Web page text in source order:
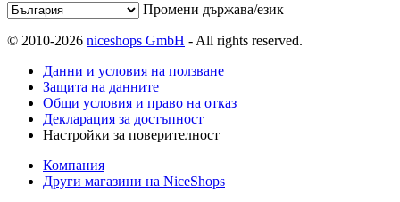
Промени държава/език
© 2010-2026 niceshops GmbH - All rights reserved.
Данни и условия на ползване
Защита на данните
Общи условия и право на отказ
Декларация за достъпност
Настройки за поверителност
Компания
Други магазини на NiceShops